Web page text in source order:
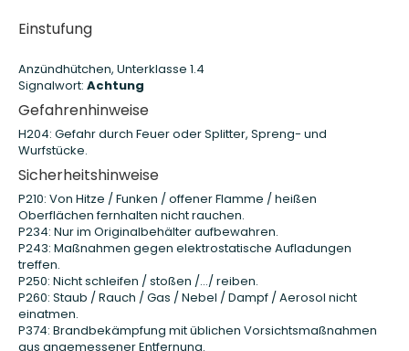
Einstufung
Anzündhütchen, Unterklasse 1.4
Signalwort: Achtung
Gefahrenhinweise
H204: Gefahr durch Feuer oder Splitter, Spreng- und
Wurfstücke.
Sicherheitshinweise
P210: Von Hitze / Funken / offener Flamme / heißen
Oberflächen fernhalten nicht rauchen.
P234: Nur im Originalbehälter aufbewahren.
P243: Maßnahmen gegen elektrostatische Aufladungen
treffen.
P250: Nicht schleifen / stoßen /…/ reiben.
P260: Staub / Rauch / Gas / Nebel / Dampf / Aerosol nicht
einatmen.
P374: Brandbekämpfung mit üblichen Vorsichtsmaßnahmen
aus angemessener Entfernung.